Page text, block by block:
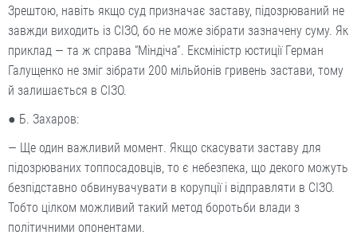
Зрештою, навіть якщо суд призначає заставу, підозрюваний не
завжди виходить із СІЗО, бо не може зібрати зазначену суму. Як
приклад — та ж справа “Міндіча”. Ексміністр юстиції Герман
Галущенко не зміг зібрати 200 мільйонів гривень застави, тому
й залишається в СІЗО.
● Б. Захаров:
— Ще один важливий момент. Якщо скасувати заставу для
підозрюваних топпосадовців, то є небезпека, що декого можуть
безпідставно обвинувачувати в корупції і відправляти в СІЗО.
Тобто цілком можливий такий метод боротьби влади з
політичними опонентами.